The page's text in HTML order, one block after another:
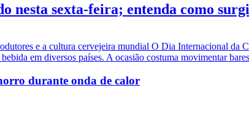
nesta sexta-feira; entenda como
e a cultura cervejeira mundial O Dia Internacional da
em diversos países. A ocasião costuma movimentar
durante onda de calor